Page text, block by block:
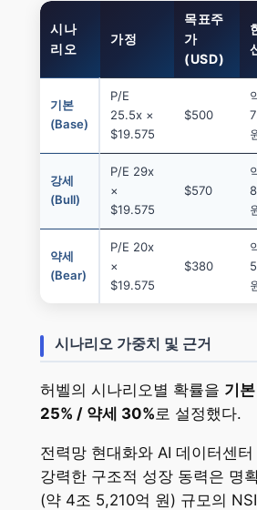
시나
리오
가정
목표주
가
(USD)
기본
(Base)
P/E
25.5x ×
$19.575
$500
강세
(Bull)
P/E 29x
×
$19.575
$570
약세
(Bear)
P/E 20x
×
$19.575
$380
시나리오 가중치 및 근거
허벨의 시나리오별 확률을 기
25% / 약세 30%로 설정했다.
전력망 현대화와 AI 데이터센
강력한 구조적 성장 동력은 명
(약 4조 5,210억 원) 규모의